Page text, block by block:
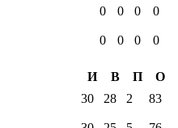
0 0 0 0
0 0 0
0
И В П
О
30 28 2 83